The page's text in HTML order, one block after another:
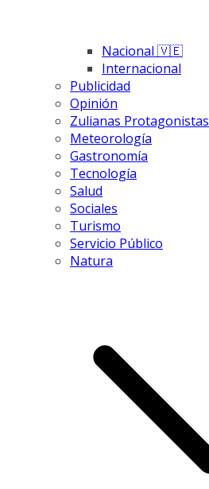
Nacional 🇻🇪
Internacional
Publicidad
Opinión
Zulianas Protagonistas
Meteorología
Gastronomía
Tecnología
Salud
Sociales
Turismo
Servicio Público
Natura